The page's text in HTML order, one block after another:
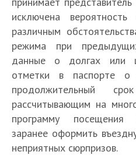
исключена
различным
режима при
данные о долгах или
отметки в паспорте о
продолжительный
рассчитывающим на
программу посещения
заранее оформить
неприятных сюрпризов.